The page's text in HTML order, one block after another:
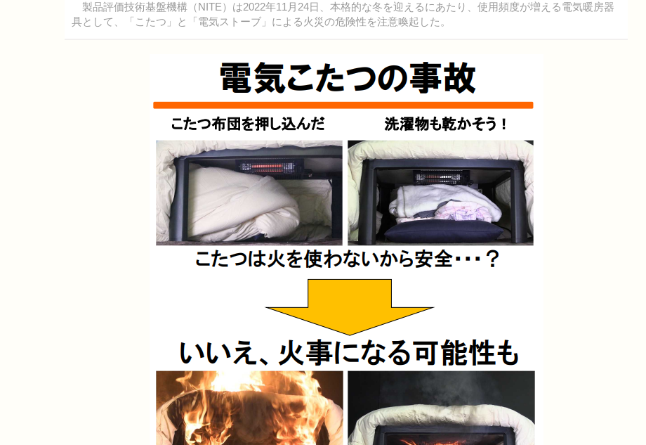
製品評価技術基盤機構（NITE）は2022年11月24日、本格的な冬を迎えるにあたり、使用頻度が増える電気暖房器
具として、「こたつ」と「電気ストーブ」による火災の危険性を注意喚起した。